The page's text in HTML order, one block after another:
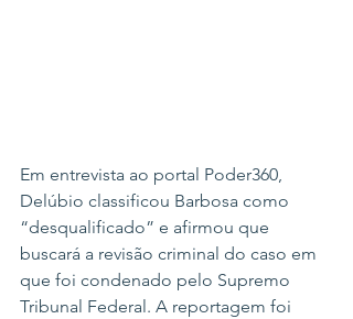
Em entrevista ao portal Poder360,
Delúbio classificou Barbosa como
“desqualificado” e afirmou que
buscará a revisão criminal do caso em
que foi condenado pelo Supremo
Tribunal Federal. A reportagem foi